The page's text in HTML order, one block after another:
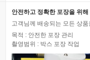
안전하고 정확한 포장을 위
고객님께 배송되는 모든 상
목적 : 안전한 포장 관리
촬영범위 : 박스 포장 작업